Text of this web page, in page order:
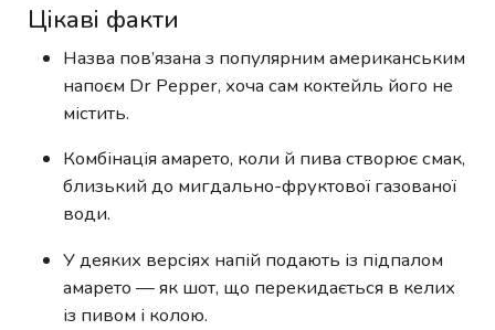
Цікаві факти
Назва пов’язана з популярним американським
напоєм Dr Pepper, хоча сам коктейль його не
містить.
Комбінація амарето, коли й пива створює смак,
близький до мигдально-фруктової газованої
води.
У деяких версіях напій подають із підпалом
амарето — як шот, що перекидається в келих
із пивом і колою.